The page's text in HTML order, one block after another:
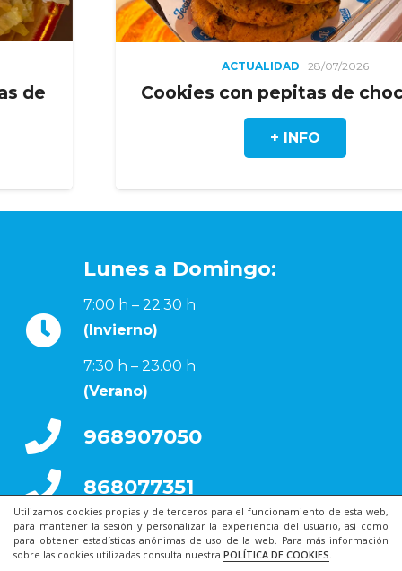
Utilizamos cookies propias y de terceros para el funcionamiento de esta web,
para mantener la sesión y personalizar la experiencia del usuario, así como
para obtener estadísticas anónimas de uso de la web. Para más información
sobre las cookies utilizadas consulta nuestra POLÍTICA DE COOKIES.
28/07/2026
Cookies con pepitas de chocolate
Lunes a Domingo:
7:00 h – 22.30 h
(Invierno)
7:30 h – 23.00 h
(Verano)
968907050
868077351